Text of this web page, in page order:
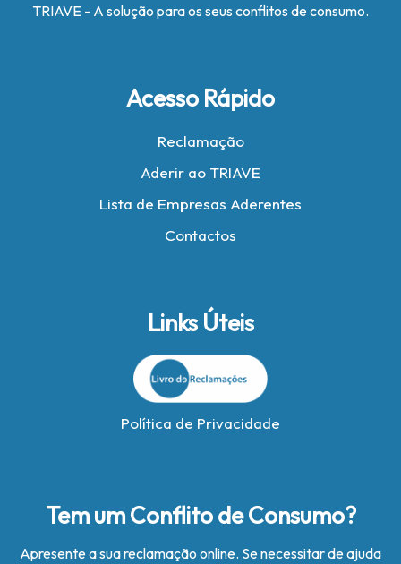
TRIAVE - A solução para os seus conflitos de consumo.
Acesso Rápido
Reclamação
Aderir ao TRIAVE
Lista de Empresas Aderentes
Contactos
Links Úteis
Política de Privacidade
Tem um Conflito de Consumo?
Apresente a sua reclamação online. Se necessitar de ajuda